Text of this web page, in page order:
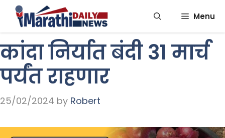
Skip
content
Menu
कांदा निर्यात बंदी 31 मार्च
पर्यंत राहणार
25/02/2024 by Robert